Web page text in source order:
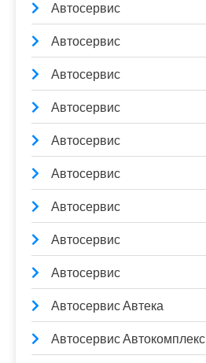
Автосервис
Автосервис
Автосервис
Автосервис
Автосервис
Автосервис
Автосервис
Автосервис
Автосервис
Автосервис Автека
Автосервис Автокомплекс